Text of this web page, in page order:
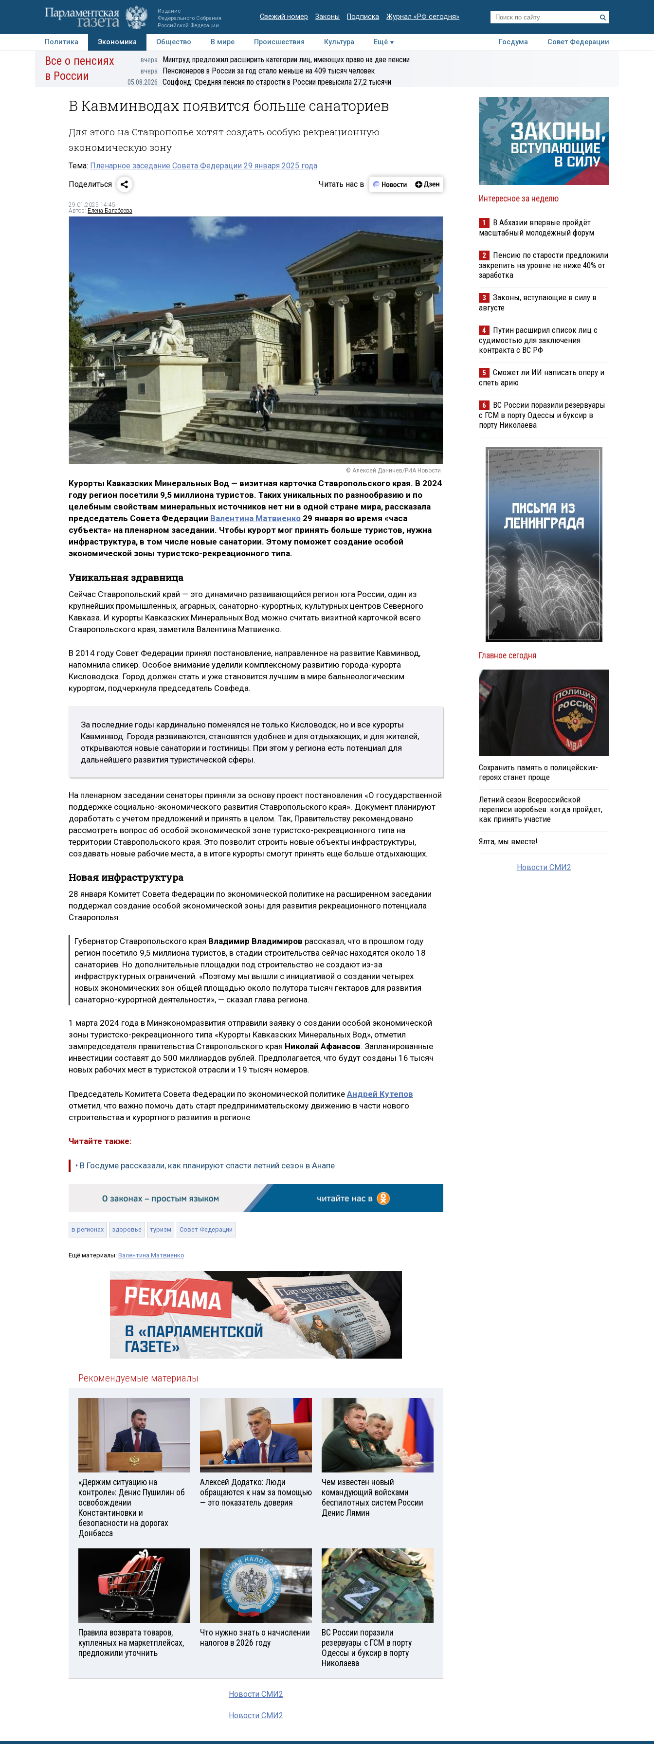
Издание
Федерального Собрания
Российской Федерации
Свежий номер Законы Подписка Журнал «РФ сегодня»
Политика Экономика Общество В мире Происшествия Культура Ещё Госдума
Совет Федерации
Авторы Персоны Мнения Регионы Медиацентр Интервью Колумнисты
Деловая
Все о пенсиях
в России
вчера Минтруд предложил расширить категории лиц, имеющих право на две пенсии
вчера Пенсионеров в России за год стало меньше на 409 тысяч человек
05.08.2026 Соцфонд: Средняя пенсия по старости в России превысила 27,2 тысячи
В Кавминводах появится больше санаториев
Для этого на Ставрополье хотят создать особую рекреационную
экономическую зону
Тема: Пленарное заседание Совета Федерации 29 января 2025 года
Поделиться
Читать нас в
29.01.2025 14:45
Автор: Елена Балабаева
© Алексей Даничев/РИА Новости
Курорты Кавказских Минеральных Вод — визитная карточка Ставропольского края. В 2024
году регион посетили 9,5 миллиона туристов. Таких уникальных по разнообразию и по
целебным свойствам минеральных источников нет ни в одной стране мира, рассказала
председатель Совета Федерации Валентина Матвиенко 29 января во время «часа
субъекта» на пленарном заседании. Чтобы курорт мог принять больше туристов, нужна
инфраструктура, в том числе новые санатории. Этому поможет создание особой
экономической зоны туристско-рекреационного типа.
Уникальная здравница
Сейчас Ставропольский край — это динамично развивающийся регион юга России, один из
крупнейших промышленных, аграрных, санаторно-курортных, культурных центров Северного
Кавказа. И курорты Кавказских Минеральных Вод можно считать визитной карточкой всего
Ставропольского края, заметила Валентина Матвиенко.
В 2014 году Совет Федерации принял постановление, направленное на развитие Кавминвод,
напомнила спикер. Особое внимание уделили комплексному развитию города-курорта
Кисловодска. Город должен стать и уже становится лучшим в мире бальнеологическим
курортом, подчеркнула председатель Совфеда.
За последние годы кардинально поменялся не только Кисловодск, но и все курорты
Кавминвод. Города развиваются, становятся удобнее и для отдыхающих, и для жителей,
открываются новые санатории и гостиницы. При этом у региона есть потенциал для
дальнейшего развития туристической сферы.
На пленарном заседании сенаторы приняли за основу проект постановления «О государственной
поддержке социально-экономического развития Ставропольского края». Документ планируют
доработать с учетом предложений и принять в целом. Так, Правительству рекомендовано
рассмотреть вопрос об особой экономической зоне туристско-рекреационного типа на
территории Ставропольского края. Это позволит строить новые объекты инфраструктуры,
создавать новые рабочие места, а в итоге курорты смогут принять еще больше отдыхающих.
Новая инфраструктура
28 января Комитет Совета Федерации по экономической политике на расширенном заседании
поддержал создание особой экономической зоны для развития рекреационного потенциала
Ставрополья.
Губернатор Ставропольского края Владимир Владимиров рассказал, что в прошлом году
регион посетило 9,5 миллиона туристов, в стадии строительства сейчас находятся около 18
санаториев. Но дополнительные площадки под строительство не создают из-за
инфраструктурных ограничений. «Поэтому мы вышли с инициативой о создании четырех
новых экономических зон общей площадью около полутора тысяч гектаров для развития
санаторно-курортной деятельности», — сказал глава региона.
1 марта 2024 года в Минэкономразвития отправили заявку о создании особой экономической
зоны туристско-рекреационного типа «Курорты Кавказских Минеральных Вод», отметил
зампредседателя правительства Ставропольского края Николай Афанасов. Запланированные
инвестиции составят до 500 миллиардов рублей. Предполагается, что будут созданы 16 тысяч
новых рабочих мест в туристской отрасли и 19 тысяч номеров.
Председатель Комитета Совета Федерации по экономической политике Андрей Кутепов
отметил, что важно помочь дать старт предпринимательскому движению в части нового
строительства и курортного развития в регионе.
Читайте также:
• В Госдуме рассказали, как планируют спасти летний сезон в Анапе
в регионах здоровье туризм Совет Федерации
Ещё материалы: Валентина Матвиенко
Рекомендуемые материалы
«Держим ситуацию на
контроле»: Денис Пушилин об
освобождении
Константиновки и
безопасности на дорогах
Донбасса
Алексей Додатко: Люди
обращаются к нам за помощью
— это показатель доверия
Чем известен новый
командующий войсками
беспилотных систем России
Денис Лямин
Правила возврата товаров,
купленных на маркетплейсах,
предложили уточнить
Что нужно знать о начислении
налогов в 2026 году
ВС России поразили
резервуары с ГСМ в порту
Одессы и буксир в порту
Николаева
Новости СМИ2
Новости СМИ2
Интересное за неделю
1
В Абхазии впервые пройдёт
масштабный молодёжный форум
2
Пенсию по старости предложили
закрепить на уровне не ниже 40% от
заработка
3
Законы, вступающие в силу в
августе
4
Путин расширил список лиц с
судимостью для заключения
контракта с ВС РФ
5
Сможет ли ИИ написать оперу и
спеть арию
6
ВС России поразили резервуары
с ГСМ в порту Одессы и буксир в
порту Николаева
Главное сегодня
Сохранить память о полицейских-
героях станет проще
Летний сезон Всероссийской
переписи воробьев: когда пройдет,
как принять участие
Ялта, мы вместе!
Новости СМИ2